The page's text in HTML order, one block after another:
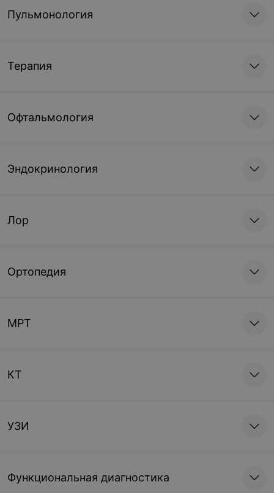
Пульмонология
Терапия
Офтальмология
Эндокринология
Лор
Ортопедия
МРТ
КТ
УЗИ
Функциональная диагностика